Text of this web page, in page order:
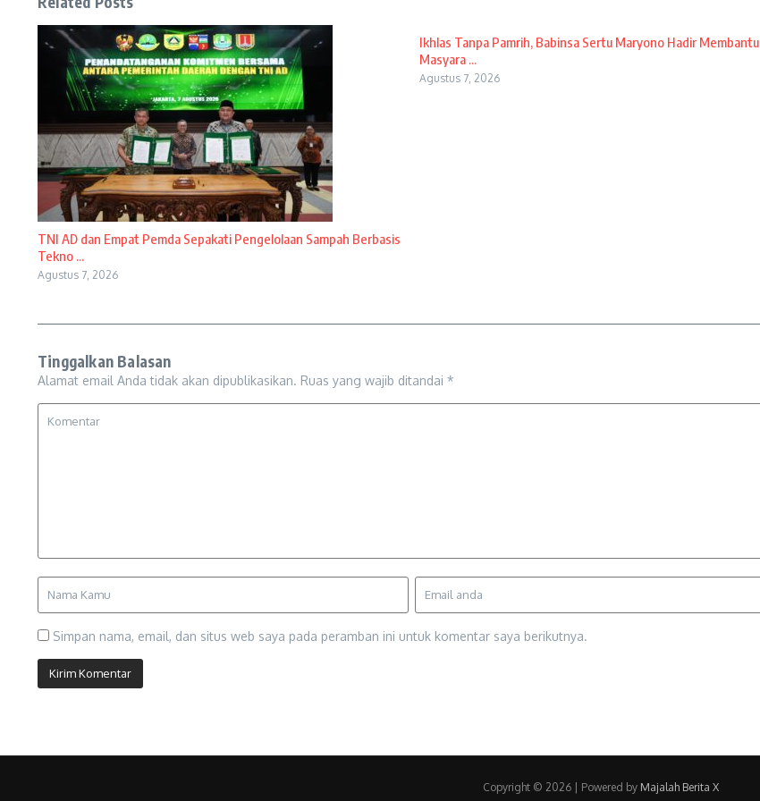
TNI AD dan Empat Pemda Sepakati Pengelolaan Sampah Berbasis
Tekno ...
Agustus 7, 2026
Ikhlas Tanpa Pamrih, Babinsa Sertu Maryono Hadir Membantu
Masyara ...
Agustus 7, 2026
Tinggalkan Balasan
Alamat email Anda tidak akan dipublikasikan. Ruas yang wajib ditandai *
Simpan nama, email, dan situs web saya pada peramban ini untuk komentar saya berikutnya.
Copyright © 2026 | Powered by Majalah Berita X